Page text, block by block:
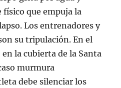
físico que empuja la
Los entrenadores y
su tripulación. En el
la cubierta de la Santa
murmura
debe silenciar los